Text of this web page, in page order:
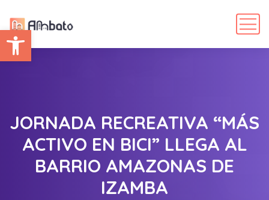
Abrir barra de herramientas
JORNADA RECREATIVA “MÁS
ACTIVO EN BICI” LLEGA AL
BARRIO AMAZONAS DE
IZAMBA